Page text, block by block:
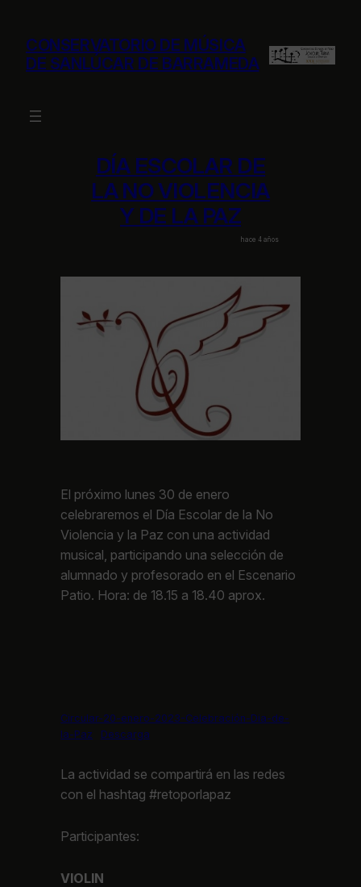
contenido
CONSERVATORIO DE MÚSICA
DE SANLÚCAR DE BARRAMEDA
DÍA ESCOLAR DE
LA NO VIOLENCIA
Y DE LA PAZ
hace 4 años
El próximo lunes 30 de enero
celebraremos el Día Escolar de la No
Violencia y la Paz con una actividad
musical, participando una selección de
alumnado y profesorado en el Escenario
Patio. Hora: de 18.15 a 18.40 aprox.
Circular-20-enero-2023-Celebración-Dia-de-
la-Paz
Descarga
La actividad se compartirá en las redes
con el hashtag #retoporlapaz
Participantes:
VIOLIN